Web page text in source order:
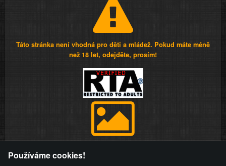
Táto stránka není vhodná pro děti a mládež. Pokud máte méně
než 18 let, odejděte, prosím!
videa a komentáře. Osoba, které se toto opatření provozovatele
Používáme cookies!